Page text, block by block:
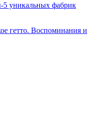
5 уникальных фабрик
гетто. Воспоминания и